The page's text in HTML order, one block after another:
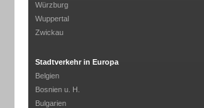
Würzburg
Wuppertal
Zwickau
Stadtverkehr in Europa
Belgien
Bosnien u. H.
Bulgarien